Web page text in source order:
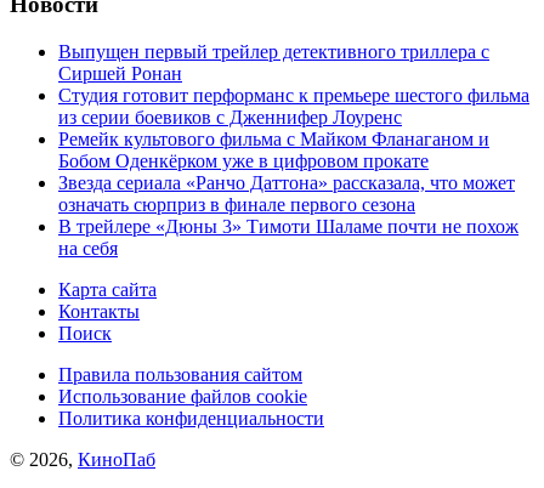
Выпущен первый трейлер детективного триллера с
Сиршей Ронан
Студия готовит перформанс к премьере шестого фильма
из серии боевиков с Дженнифер Лоуренс
Ремейк культового фильма с Майком Фланаганом и
Бобом Оденкёрком уже в цифровом прокате
Звезда сериала «Ранчо Даттона» рассказала, что может
означать сюрприз в финале первого сезона
В трейлере «Дюны 3» Тимоти Шаламе почти не похож
на себя
Карта сайта
Контакты
Поиск
Правила пользования сайтом
Использование файлов cookie
Политика конфиденциальности
© 2026, КиноПаб